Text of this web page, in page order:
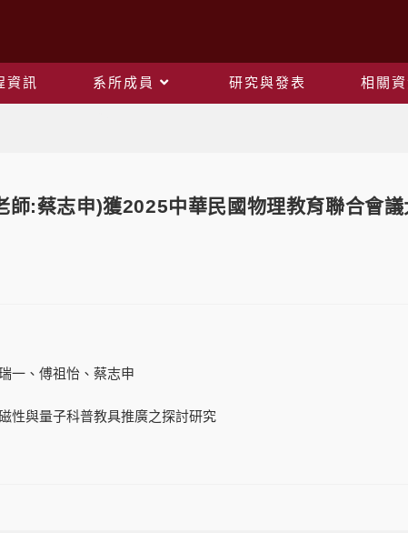
資訊 系所成員 研究與發表 相關
師:蔡志申)獲2025中華民國物理教育聯合會
一、傅祖怡、蔡志申
性與量子科普教具推廣之探討研究